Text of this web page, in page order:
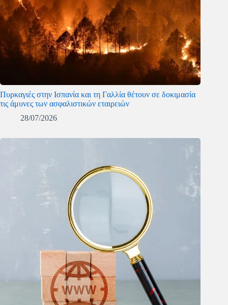
Πυρκαγιές στην Ισπανία και τη Γαλλία θέτουν σε δοκιμασία
τις άμυνες των ασφαλιστικών εταιρειών
28/07/2026